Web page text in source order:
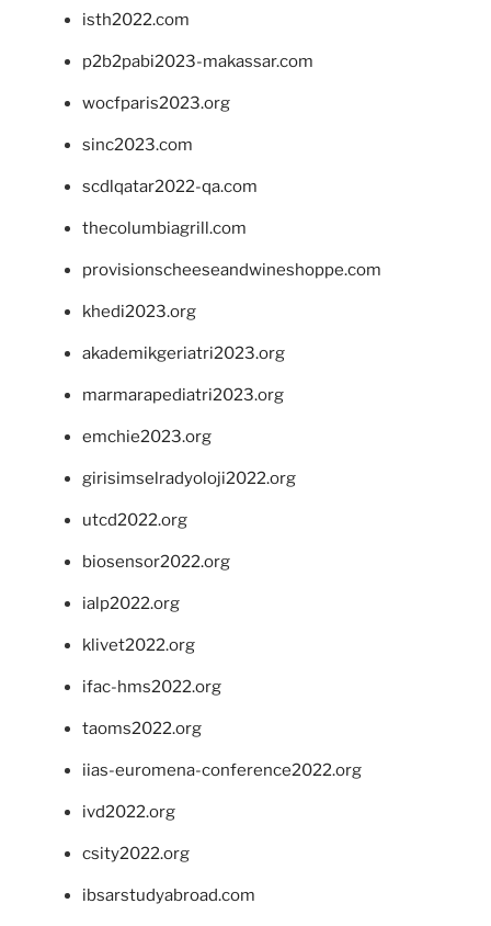
isth2022.com
p2b2pabi2023-makassar.com
wocfparis2023.org
sinc2023.com
scdlqatar2022-qa.com
thecolumbiagrill.com
provisionscheeseandwineshoppe.com
khedi2023.org
akademikgeriatri2023.org
marmarapediatri2023.org
emchie2023.org
girisimselradyoloji2022.org
utcd2022.org
biosensor2022.org
ialp2022.org
klivet2022.org
ifac-hms2022.org
taoms2022.org
iias-euromena-conference2022.org
ivd2022.org
csity2022.org
ibsarstudyabroad.com